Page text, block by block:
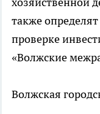
также
проверке
«Волжские
Волжская